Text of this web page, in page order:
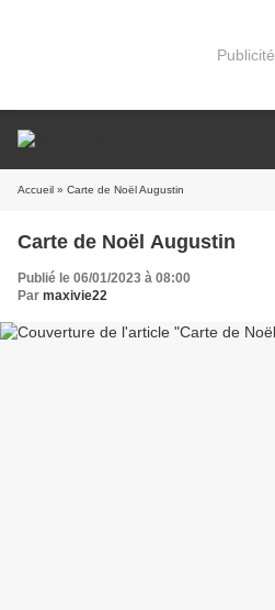
Publicité
Accueil » Carte de Noël Augustin
Carte de Noël Augustin
Publié le 06/01/2023 à 08:00
Par maxivie22